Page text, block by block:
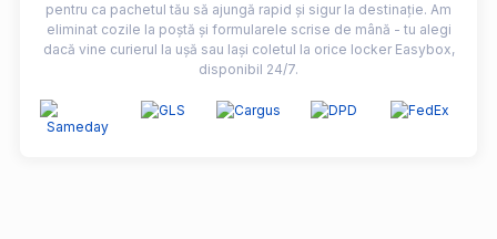
pentru ca pachetul tău să ajungă rapid și sigur la destinație. Am
eliminat cozile la poștă și formularele scrise de mână - tu alegi
dacă vine curierul la ușă sau lași coletul la orice locker Easybox,
disponibil 24/7.